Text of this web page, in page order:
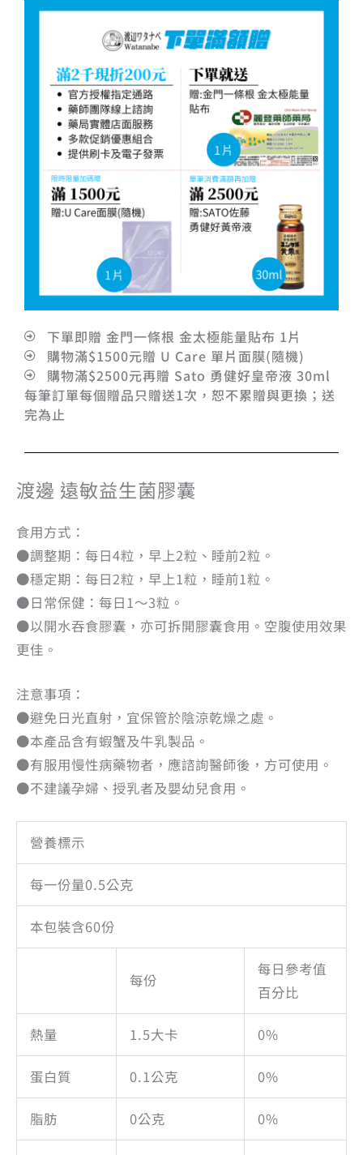
下單即贈 金門一條根 金太極能量貼布 1片
購物滿$1500元贈 U Care 單片面膜(隨機)
購物滿$2500元再贈 Sato 勇健好皇帝液 30ml
每筆訂單每個贈品只贈送1次，恕不累贈與更換；送
完為止
渡邊 遠敏益生菌膠囊
食用方式：
●調整期：每日4粒，早上2粒、睡前2粒。
●穩定期：每日2粒，早上1粒，睡前1粒。
●日常保健：每日1～3粒。
●以開水吞食膠囊，亦可拆開膠囊食用。空腹使用效果
更佳。
注意事項：
●避免日光直射，宜保管於陰涼乾燥之處。
●本產品含有蝦蟹及牛乳製品。
●有服用慢性病藥物者，應諮詢醫師後，方可使用。
●不建議孕婦、授乳者及嬰幼兒食用。
營養標示
每一份量0.5公克
本包裝含60份
每份
每日參考值
百分比
熱量 1.5大卡 0%
蛋白質 0.1公克 0%
脂肪 0公克 0%